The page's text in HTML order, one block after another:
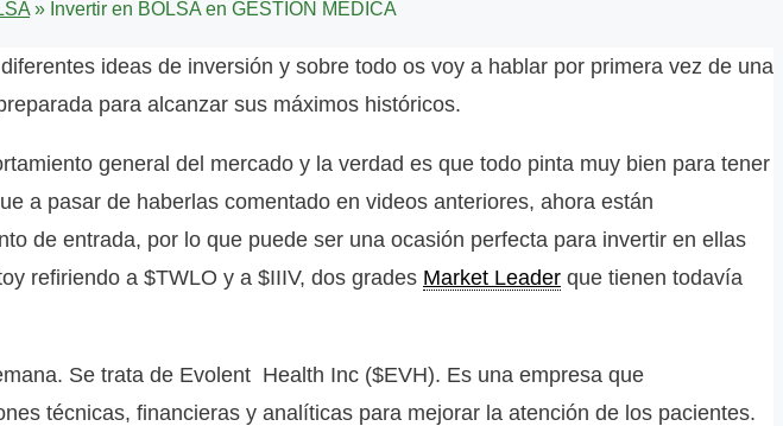
» Invertir en BOLSA en GESTIÓN MÉDICA
ideas de inversión y sobre todo os voy a hablar por primera vez de una
para alcanzar sus máximos históricos.
general del mercado y la verdad es que todo pinta muy bien para tener
a pasar de haberlas comentado en videos anteriores, ahora están
de entrada, por lo que puede ser una ocasión perfecta para invertir en ellas
refiriendo a $TWLO y a $IIIV, dos grades Market Leader que tienen todavía
Se trata de Evolent Health Inc ($EVH). Es una empresa que
técnicas, financieras y analíticas para mejorar la atención de los pacientes.